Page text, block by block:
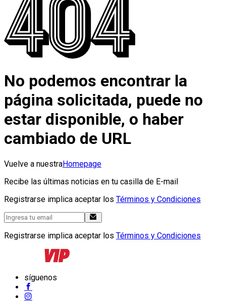
No podemos encontrar la
página solicitada, puede no
estar disponible, o haber
cambiado de URL
Vuelve a nuestraHomepage
Recibe las últimas noticias en tu casilla de E-mail
Registrarse implica aceptar los Términos y Condiciones
Registrarse implica aceptar los Términos y Condiciones
síguenos